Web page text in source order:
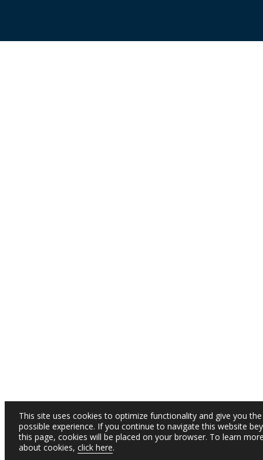
This site uses cookies to optimize functionality and give you
possible experience. If you continue to navigate this website
this page, cookies will be placed on your browser. To learn
about cookies, click here.